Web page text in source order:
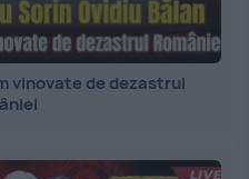
vinovate de dezastrul